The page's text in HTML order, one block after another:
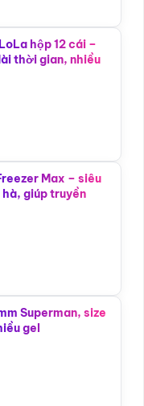
hộp 12 cái –
thời gian, nhiều
Max – siêu
giúp truyền
Superman, size
gel